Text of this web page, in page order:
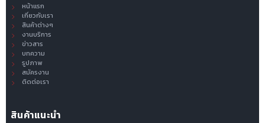
หน้าแรก
เกี่ยวกับเรา
สินค้าต่างๆ
งานบริการ
ข่าวสาร
บทความ
รูปภาพ
สมัครงาน
ติดต่อเรา
สินค้าแนะนำ